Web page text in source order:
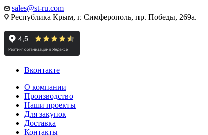
sales@st-ru.com
Республика Крым, г. Симферополь, пр. Победы, 269а.
Вконтакте
О компании
Производство
Наши проекты
Для закупок
Доставка
Контакты